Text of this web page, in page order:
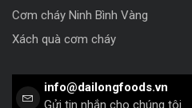
Cơm cháy Ninh Bình Vàng
Xách quà cơm cháy
info@dailongfoods.vn
Gửi tin nhắn cho chúng tôi